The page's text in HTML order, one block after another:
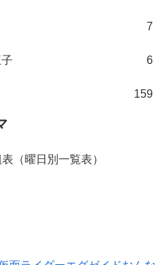
7
6
159
（曜日別一覧表）